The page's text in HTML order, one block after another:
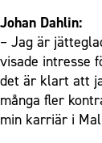
Johan Dahlin:
– Jag är
visade intresse
det är klart att
många fler
min karriär i